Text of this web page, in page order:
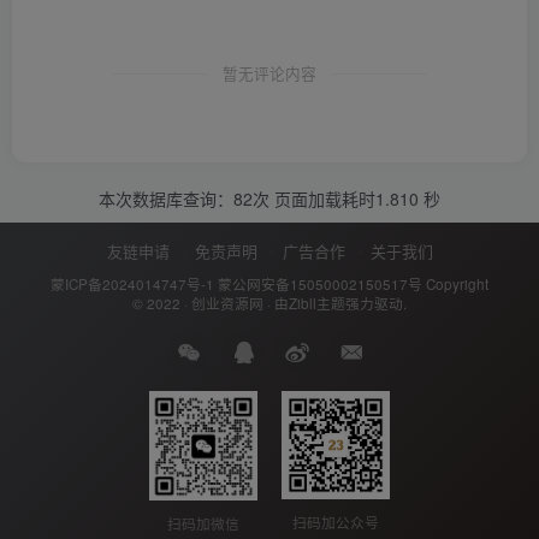
暂无评论内容
本次数据库查询：82次 页面加载耗时1.810 秒
友链申请 免责声明 广告合作 关于我们
蒙ICP备2024014747号-1 蒙公网安备15050002150517号 Copyright
© 2022 · 创业资源网 · 由Zibll主题强力驱动.
扫码加微信 扫码加公众号